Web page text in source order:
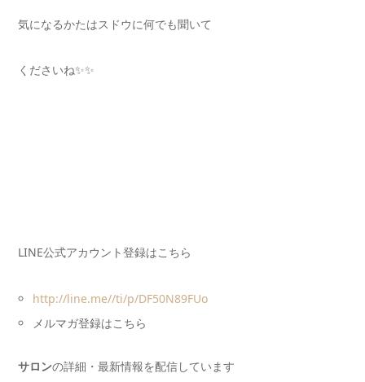
気になるかたはスドウに何でも聞いて
くださいね✨✨
LINE公式アカウント登録はこちら
http://line.me//ti/p/DF50N89FUo
メルマガ登録はこちら
サロンの詳細・最新情報を配信しています